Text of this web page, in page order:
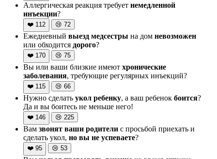
Аллергическая реакция требует немедленной
инъекции?
❤️ 112 😢 72
Ежедневный выезд медсестры на дом невозможен
или обходится дорого?
❤️ 170 😢 75
Вы или ваши близкие имеют хронические
заболевания, требующие регулярных инъекций?
❤️ 115 😢 66
Нужно сделать укол ребенку, а ваш ребенок боится?
Да и вы боитесь не меньше него!
❤️ 146 😢 225
Вам звонят ваши родители с просьбой приехать и
сделать укол, но вы не успеваете?
❤️ 95 😢 53